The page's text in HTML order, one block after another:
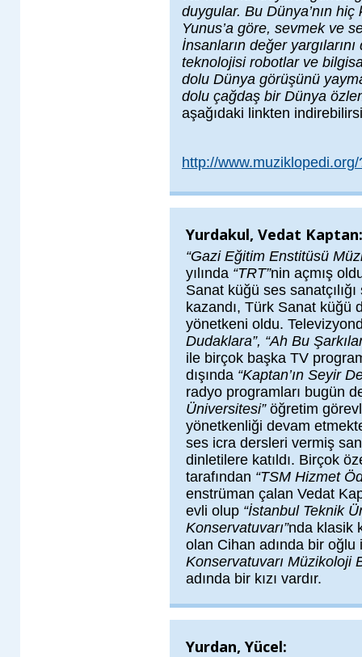
duygular. Bu Dünya’nın hiç
Yunus’a göre, sevmek ve
İnsanların deǧer
teknolojisi robotlar ve
dolu Dünya görüşünü
dolu çağdaş bir Dünya
aşağıdaki linkten
http://
Yurdakul, Vedat Kaptan:
“Gazi Eğitim Enstitüsü
yılında “TRT”nin açmış
Sanat küğü ses
kazandı, Türk Sanat küğü
yönetkeni oldu.
Dudaklara”, “Ah Bu
ile birçok başka TV
dışında “Kaptan’ın Seyir
radyo programları bugün
Üniversitesi”öğretim
yönetkenliği devam
ses icra dersleri vermiş
dinletilere katıldı. Birçok
tarafından “TSM Hizmet
enstrüman çalan Vedat
evli olup “İstanbul Teknik
Konservatuvarı”nda klasik
olan Cihan adında bir
Konservatuvarı Müzikoloji
adında bir kızı vardır.
Yurdan, Yücel: